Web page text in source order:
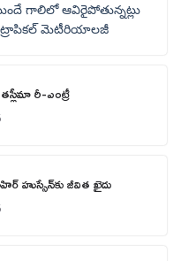
గాలిలో ఆవిరైపోతున్నట్లు
ట్రాపికల్ మెటీరియాలజీ
రీ-ఎంట్రీ
హుస్సేన్‌కు జీవిత ఖైదు